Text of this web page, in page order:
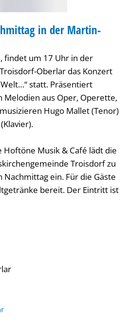
in der Martin-
findet um 17 Uhr in der
Oberlar das Konzert
statt. Präsentiert
Melodien aus Oper, Operette,
Hugo Mallet (Tenor)
Hoftöne Musik & Café lädt die
Troisdorf zu
ein. Für die Gäste
bereit. Der Eintritt ist